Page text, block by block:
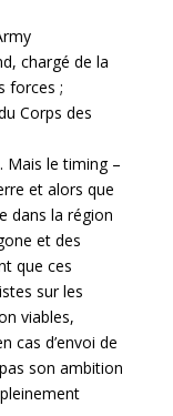
chargé de la
forces ;
Corps des
Mais le timing –
et alors que
dans la région
et des
que ces
sur les
viables,
cas d’envoi de
son ambition